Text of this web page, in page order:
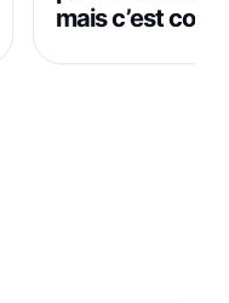
mais c’est